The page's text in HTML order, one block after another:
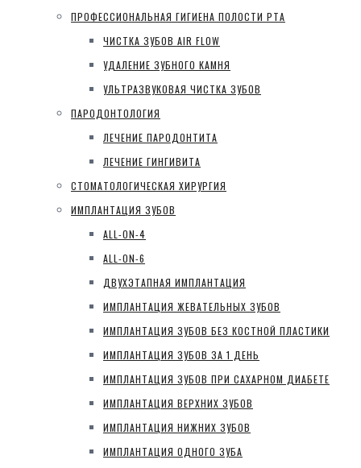
ПРОФЕССИОНАЛЬНАЯ ГИГИЕНА ПОЛОСТИ РТА
ЧИСТКА ЗУБОВ AIR FLOW
УДАЛЕНИЕ ЗУБНОГО КАМНЯ
УЛЬТРАЗВУКОВАЯ ЧИСТКА ЗУБОВ
ПАРОДОНТОЛОГИЯ
ЛЕЧЕНИЕ ПАРОДОНТИТА
ЛЕЧЕНИЕ ГИНГИВИТА
СТОМАТОЛОГИЧЕСКАЯ ХИРУРГИЯ
ИМПЛАНТАЦИЯ ЗУБОВ
ALL-ON-4
ALL-ON-6
ДВУХЭТАПНАЯ ИМПЛАНТАЦИЯ
ИМПЛАНТАЦИЯ ЖЕВАТЕЛЬНЫХ ЗУБОВ
ИМПЛАНТАЦИЯ ЗУБОВ БЕЗ КОСТНОЙ ПЛАСТИКИ
ИМПЛАНТАЦИЯ ЗУБОВ ЗА 1 ДЕНЬ
ИМПЛАНТАЦИЯ ЗУБОВ ПРИ САХАРНОМ ДИАБЕТЕ
ИМПЛАНТАЦИЯ ВЕРХНИХ ЗУБОВ
ИМПЛАНТАЦИЯ НИЖНИХ ЗУБОВ
ИМПЛАНТАЦИЯ ОДНОГО ЗУБА